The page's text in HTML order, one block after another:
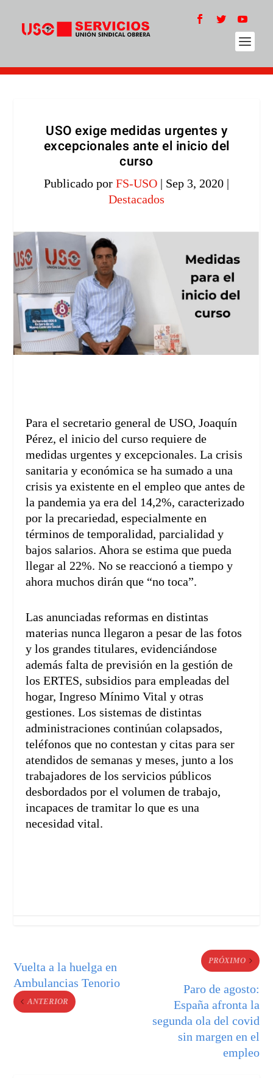
USO exige medidas urgentes y
excepcionales ante el inicio del
curso
Publicado por FS-USO | Sep 3, 2020 |
Destacados
Para el secretario general de USO, Joaquín
Pérez, el inicio del curso requiere de
medidas urgentes y excepcionales. La crisis
sanitaria y económica se ha sumado a una
crisis ya existente en el empleo que antes de
la pandemia ya era del 14,2%, caracterizado
por la precariedad, especialmente en
términos de temporalidad, parcialidad y
bajos salarios. Ahora se estima que pueda
llegar al 22%. No se reaccionó a tiempo y
ahora muchos dirán que “no toca”.
Las anunciadas reformas en distintas
materias nunca llegaron a pesar de las fotos
y los grandes titulares, evidenciándose
además falta de previsión en la gestión de
los ERTES, subsidios para empleadas del
hogar, Ingreso Mínimo Vital y otras
gestiones. Los sistemas de distintas
administraciones continúan colapsados,
teléfonos que no contestan y citas para ser
atendidos de semanas y meses, junto a los
trabajadores de los servicios públicos
desbordados por el volumen de trabajo,
incapaces de tramitar lo que es una
necesidad vital.
Vuelta a la huelga en
Ambulancias Tenorio
ANTERIOR
PRÓXIMO
Paro de agosto:
España afronta la
segunda ola del covid
sin margen en el
empleo